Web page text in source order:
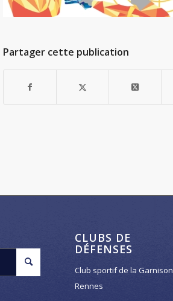
Partager cette publication
CLUBS DE
DÉFENSES
Club sportif de la Garnison
Rennes